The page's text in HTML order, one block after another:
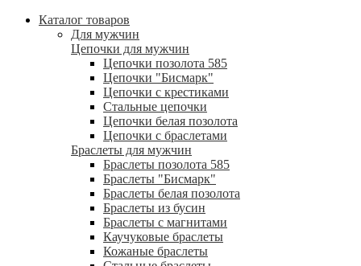
Каталог товаров
Для мужчин
Цепочки для мужчин
Цепочки позолота 585
Цепочки "Бисмарк"
Цепочки с крестиками
Стальные цепочки
Цепочки белая позолота
Цепочки с браслетами
Браслеты для мужчин
Браслеты позолота 585
Браслеты "Бисмарк"
Браслеты белая позолота
Браслеты из бусин
Браслеты с магнитами
Каучуковые браслеты
Кожаные браслеты